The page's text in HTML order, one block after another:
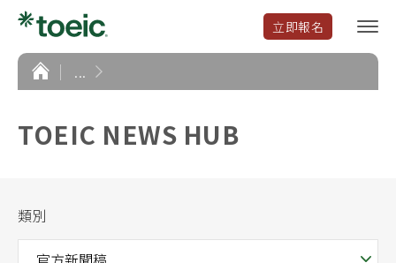
立即報名
選
單
首
頁
...
TOEIC NEWS HUB
類別